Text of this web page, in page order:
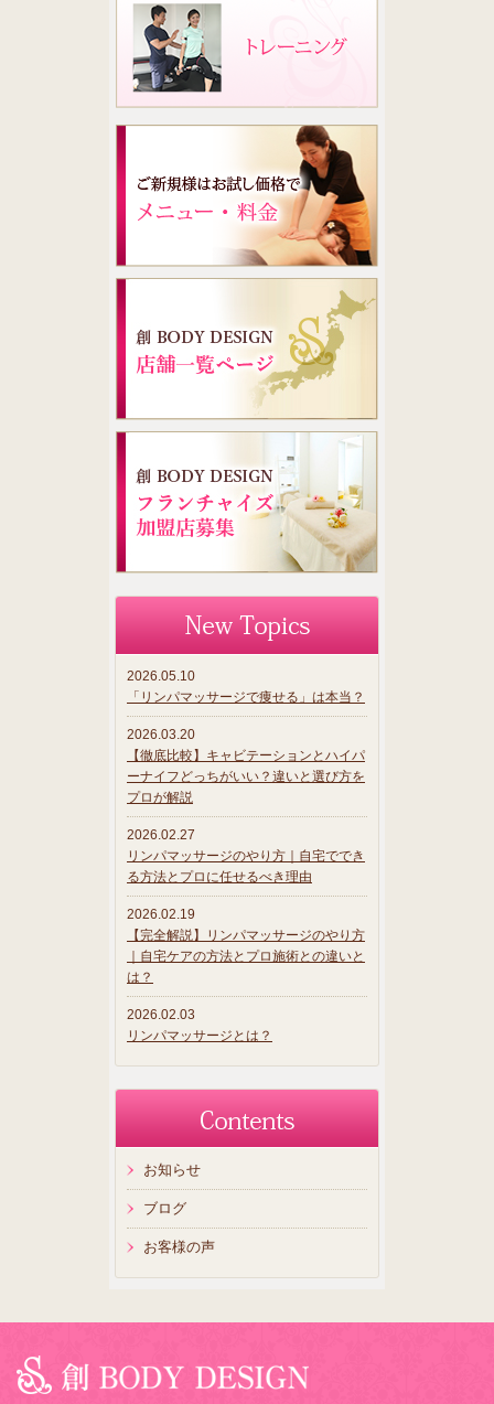
2026.05.10
「リンパマッサージで痩せる」は本当？
2026.03.20
【徹底比較】キャビテーションとハイパ
ーナイフどっちがいい？違いと選び方を
プロが解説
2026.02.27
リンパマッサージのやり方｜自宅ででき
る方法とプロに任せるべき理由
2026.02.19
【完全解説】リンパマッサージのやり方
｜自宅ケアの方法とプロ施術との違いと
は？
2026.02.03
リンパマッサージとは？
お知らせ
ブログ
お客様の声